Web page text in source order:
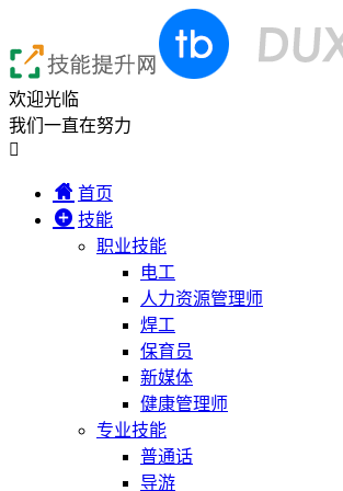
欢迎光临
我们一直在努力

首页
技能
职业技能
电工
人力资源管理师
焊工
保育员
新媒体
健康管理师
专业技能
普通话
导游